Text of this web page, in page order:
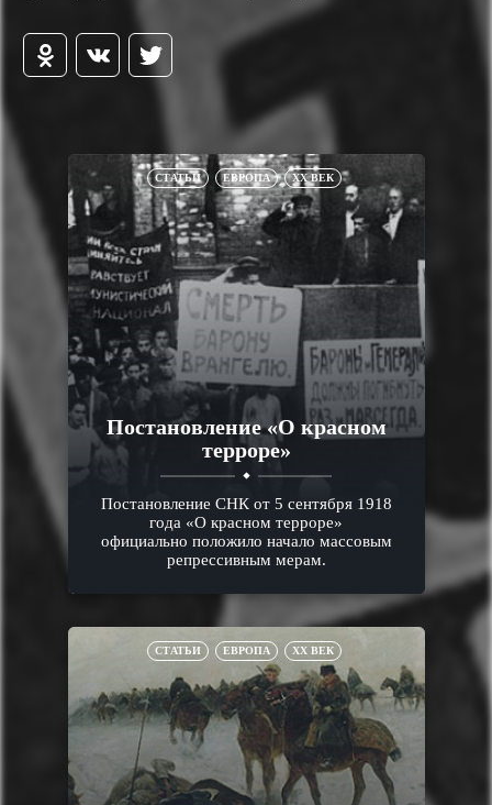
СТАТЬИ ЕВРОПА XX ВЕК
Постановление «О красном
терроре»
Постановление СНК от 5 сентября 1918
года «О красном терроре»
официально положило начало массовым
репрессивным мерам.
СТАТЬИ ЕВРОПА XX ВЕК